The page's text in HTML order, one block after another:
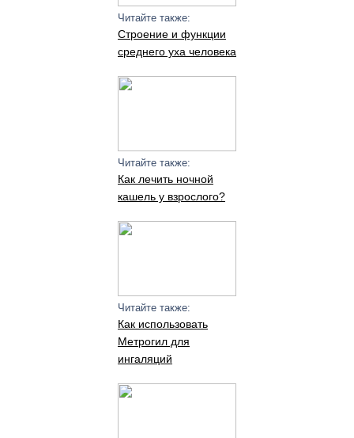
Читайте также:
Строение и функции
среднего уха человека
Читайте также:
Как лечить ночной
кашель у взрослого?
Читайте также:
Как использовать
Метрогил для
ингаляций